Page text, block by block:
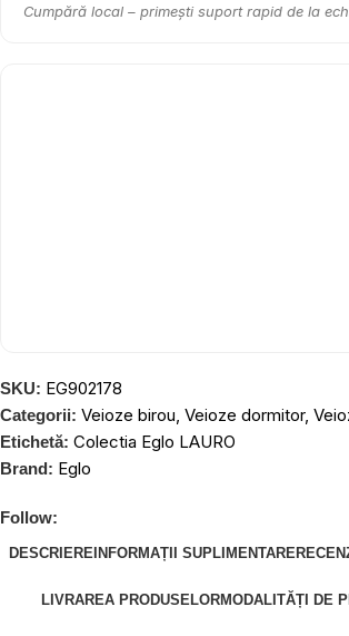
Cumpără local – primești suport rapid de la
SKU: EG902178
Categorii: Veioze birou, Veioze dormitor,
Etichetă: Colectia Eglo LAURO
Brand: Eglo
Follow:
DESCRIERE INFORMAȚII SUPLIMENTARE
LIVRAREA PRODUSELORMODALITĂȚI DE